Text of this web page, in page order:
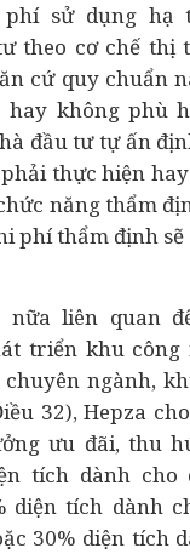
sử dụng hạ
theo cơ chế thị
cứ quy chuẩn
hay không phù
đầu tư tự ấn
thực hiện
năng thẩm
phí thẩm định sẽ
nữa liên quan
triển khu công
ngành,
32), Hepza
ưu đãi, thu
tích dành cho
diện tích dành
30% diện tích